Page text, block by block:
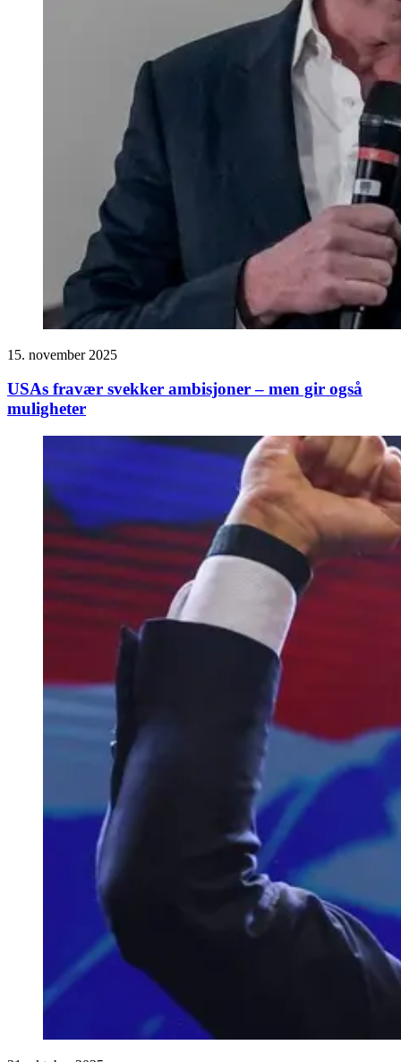
15. november 2025
USAs fravær svekker ambisjoner – men gir også
muligheter